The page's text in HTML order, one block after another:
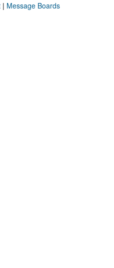
| Message Boards